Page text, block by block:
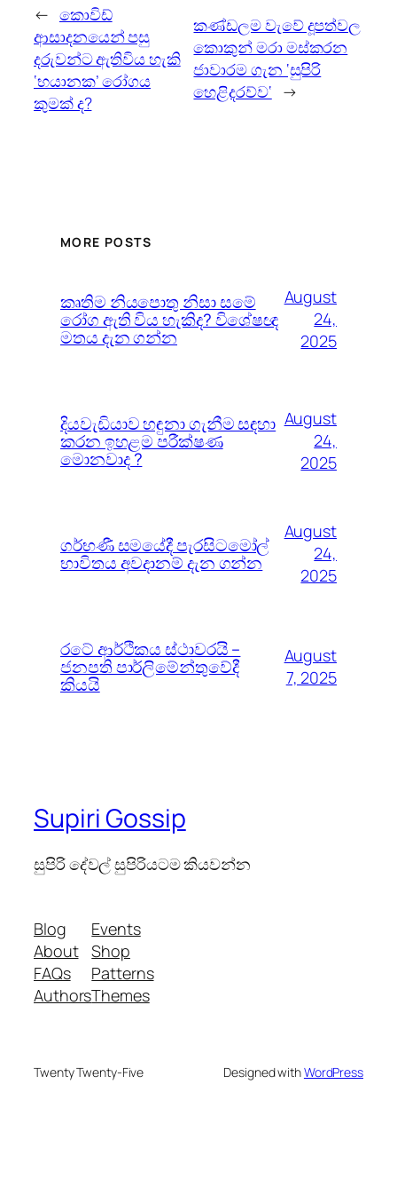
← කොවිඩ්
ආසාදනයෙන් පසු
දරුවන්ට ඇතිවිය හැකි
‘භයානක’ රෝගය
කුමක් ද?
කණ්ඩලම වැවේ දූපත්වල
කොකුන් මරා මස්කරන
ජාවාරම ගැන ‘සුපිරි
හෙළිදරව්ව‘ →
MORE POSTS
කෘතිම නියපොතු නිසා සමේ
රෝග ඇති විය හැකිද? විශේෂඥ
මතය දැන ගන්න
August
24,
2025
දියවැඩියාව හඳුනා ගැනීම සඳහා
කරන ඉහළම පරීක්ෂණ
මොනවාද ?
August
24,
2025
ගර්භණී සමයේදී පැරසිටමෝල්
භාවිතය අවදානම් දැන ගන්න
August
24,
2025
රටේ ආර්ථිකය ස්ථාවරයි –
ජනපති පාර්ලිමේන්තුවේදී
කියයි
August
7, 2025
Supiri Gossip
සුපිරි දේවල් සුපිරියටම කියවන්න
Blog
About
FAQs
Authors
Events
Shop
Patterns
Themes
Twenty Twenty-Five Designed withWordPress